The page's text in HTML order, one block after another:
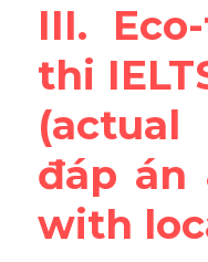
III.
thi
đáp án
with